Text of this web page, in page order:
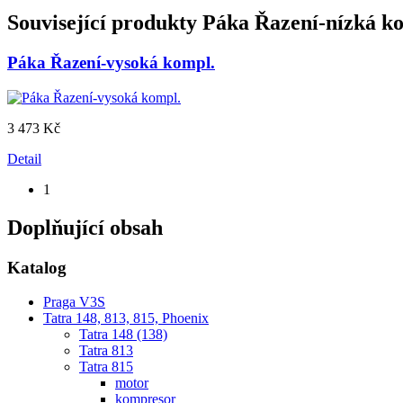
Související produkty Páka Řazení-nízká
Páka Řazení-vysoká kompl.
3 473 Kč
Detail
1
Doplňující obsah
Katalog
Praga V3S
Tatra 148, 813, 815, Phoenix
Tatra 148 (138)
Tatra 813
Tatra 815
motor
kompresor